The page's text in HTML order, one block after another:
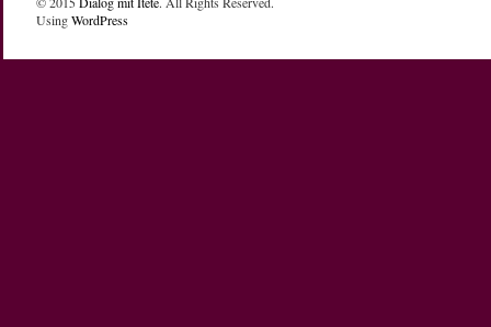
UsingWordPress